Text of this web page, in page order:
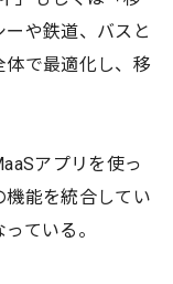
や鉄道、バスと
体で最適化し、移
アプリを使っ
機能を統合してい
ている。